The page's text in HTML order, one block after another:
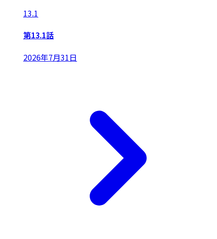
13.1
第13.1話
2026年7月31日